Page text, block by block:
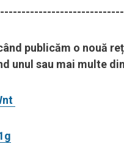
publicăm o nouă
unul sau mai multe